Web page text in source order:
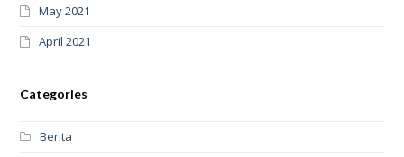
May 2021
April 2021
Categories
Berita